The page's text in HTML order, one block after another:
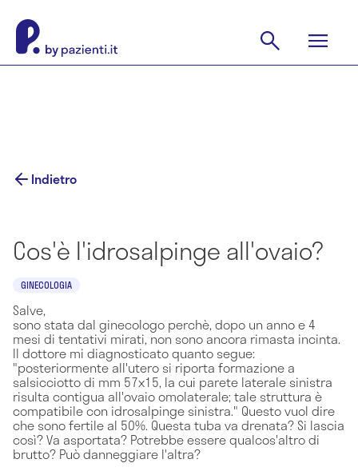
Indietro
Cos'è l'idrosalpinge all'ovaio?
GINECOLOGIA
Salve,
sono stata dal ginecologo perchè, dopo un anno e 4
mesi di tentativi mirati, non sono ancora rimasta incinta.
Il dottore mi diagnosticato quanto segue:
"posteriormente all'utero si riporta formazione a
salsicciotto di mm 57x15, la cui parete laterale sinistra
risulta contigua all'ovaio omolaterale; tale struttura è
compatibile con idrosalpinge sinistra." Questo vuol dire
che sono fertile al 50%. Questa tuba va drenata? Si lascia
così? Va asportata? Potrebbe essere qualcos'altro di
brutto? Può danneggiare l'altra?